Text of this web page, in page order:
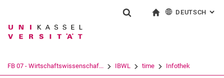
Springe direkt zu: Inhalt
Springe direkt zu: Suche
Springe direkt zu:
Suchbegriff
DEUTSCH :
FB 07 - Wirtschaftswissenschaf... IBWL time Infothek